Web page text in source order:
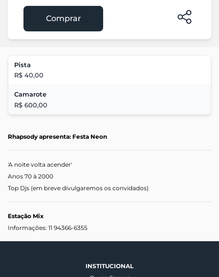
Comprar
Pista
R$ 40,00
Camarote
R$ 600,00
Rhapsody apresenta: Festa Neon
'A noite volta acender'
Anos 70 à 2000
Top Djs (em breve divulgaremos os convidados)
Estação Mix
Informações: 11 94366-6355
INSTITUCIONAL